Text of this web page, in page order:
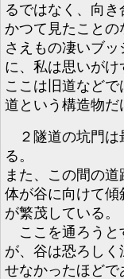
るではなく、向き
かつて見たこと
さえもの凄いブ
に、私は思いがけ
ここは旧道など
道という構造物
２隧道の坑門は
る。
また、この間の
体が谷に向けて
が繁茂している。
ここを通ろうと
が、谷は恐ろし
せなかったほどで